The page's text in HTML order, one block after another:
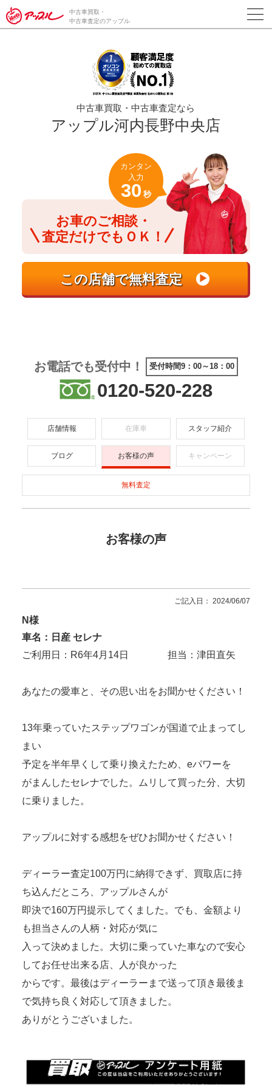
/*ABテスト_新規査定フォームの為のCVボタン*/
中古車買取・
中古車査定のアップル
中古車買取・中古車査定なら
アップル河内長野中央店
お車のご相談・
査定だけでもＯＫ！
カンタン
入力
30 秒
お電話でも受付中！ 受付時間9：00～18：00
0120-520-228
店舗情報 在庫車 スタッフ紹介
ブログ お客様の声 キャンペーン
無料査定
お客様の声
ご記入日： 2024/06/07
N様
車名：日産 セレナ
ご利用日：R6年4月14日 担当：津田直矢
あなたの愛車と、その思い出をお聞かせください！
13年乗っていたステップワゴンが国道で止まってし
まい
予定を半年早くして乗り換えたため、eパワーを
がまんしたセレナでした。ムリして買った分、大切
に乗りました。
アップルに対する感想をぜひお聞かせください！
ディーラー査定100万円に納得できず、買取店に持
ち込んだところ、アップルさんが
即決で160万円提示してくました。でも、金額より
も担当さんの人柄・対応が気に
入って決めました。大切に乗っていた車なので安心
してお任せ出来る店、人が良かった
からです。最後はディーラーまで送って頂き最後ま
で気持ち良く対応して頂きました。
ありがとうございました。